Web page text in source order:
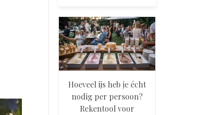
Hoeveel ijs heb je écht
nodig per persoon?
Rekentool voor